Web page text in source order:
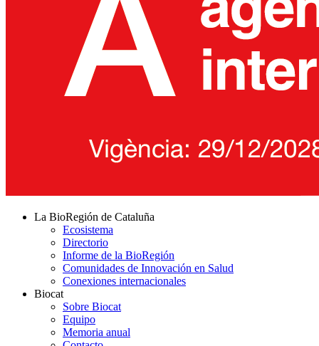
La BioRegión de Cataluña
Ecosistema
Directorio
Informe de la BioRegión
Comunidades de Innovación en Salud
Conexiones internacionales
Biocat
Sobre Biocat
Equipo
Memoria anual